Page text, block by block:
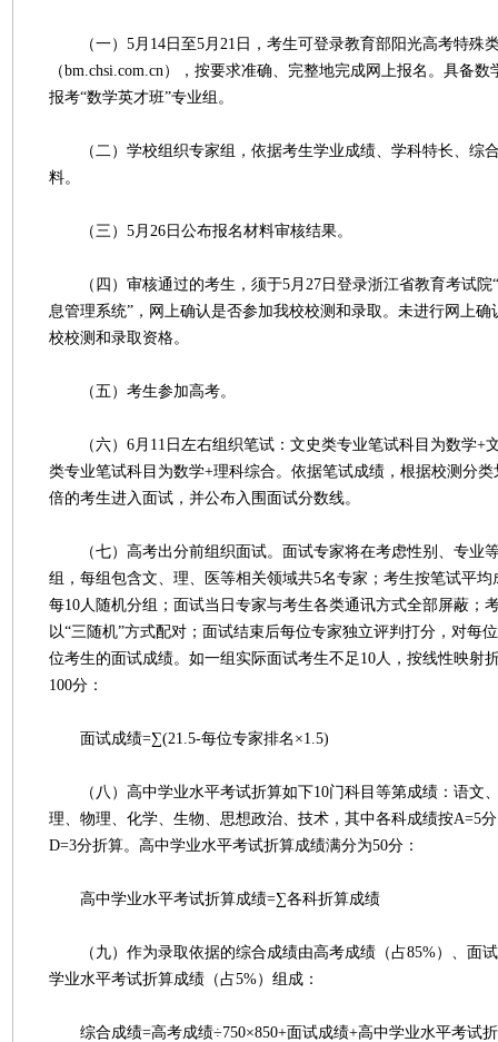
（一）5月14日至5月21日，考生可登录教育部阳光高考特殊
（bm.chsi.com.cn），按要求准确、完整地完成网上报名。具备
报考“数学英才班”专业组。
（二）学校组织专家组，依据考生学业成绩、学科特长、综
料。
（三）5月26日公布报名材料审核结果。
（四）审核通过的考生，须于5月27日登录浙江省教育考试院
息管理系统”，网上确认是否参加我校校测和录取。未进行网上确
校校测和录取资格。
（五）考生参加高考。
（六）6月11日左右组织笔试：文史类专业笔试科目为数学+
类专业笔试科目为数学+理科综合。依据笔试成绩，根据校测分
倍的考生进入面试，并公布入围面试分数线。
（七）高考出分前组织面试。面试专家将在考虑性别、专业
组，每组包含文、理、医等相关领域共5名专家；考生按笔试平
每10人随机分组；面试当日专家与考生各类通讯方式全部屏蔽；
以“三随机”方式配对；面试结束后每位专家独立评判打分，对每
位考生的面试成绩。如一组实际面试考生不足10人，按线性映射
100分：
面试成绩=∑(21.5-每位专家排名×1.5)
（八）高中学业水平考试折算如下10门科目等第成绩：语文
理、物理、化学、生物、思想政治、技术，其中各科成绩按A=5
D=3分折算。高中学业水平考试折算成绩满分为50分：
高中学业水平考试折算成绩=∑各科折算成绩
（九）作为录取依据的综合成绩由高考成绩（占85%）、面试
学业水平考试折算成绩（占5%）组成：
综合成绩=高考成绩÷750×850+面试成绩+高中学业水平考试